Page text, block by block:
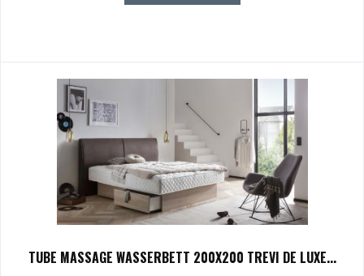
TUBE MASSAGE WASSERBETT 200X200 TREVI DE LUXE...